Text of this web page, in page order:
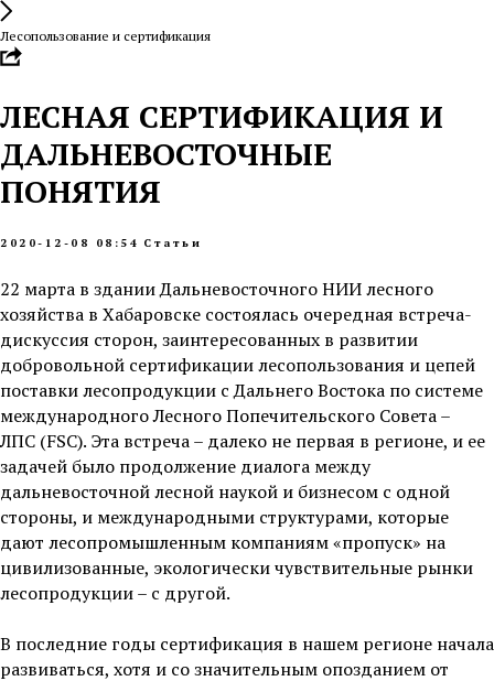
Лесопользование и сертификация
ЛЕСНАЯ СЕРТИФИКАЦИЯ И
ДАЛЬНЕВОСТОЧНЫЕ
ПОНЯТИЯ
2020-12-08 08:54 Статьи
22 марта в здании Дальневосточного НИИ лесного
хозяйства в Хабаровске состоялась очередная встреча-
дискуссия сторон, заинтересованных в развитии
добровольной сертификации лесопользования и цепей
поставки лесопродукции с Дальнего Востока по системе
международного Лесного Попечительского Совета –
ЛПС (FSC). Эта встреча – далеко не первая в регионе, и ее
задачей было продолжение диалога между
дальневосточной лесной наукой и бизнесом с одной
стороны, и международными структурами, которые
дают лесопромышленным компаниям «пропуск» на
цивилизованные, экологически чувствительные рынки
лесопродукции – с другой.
В последние годы сертификация в нашем регионе начала
развиваться, хотя и со значительным опозданием от